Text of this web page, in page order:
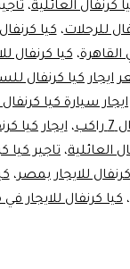
..
كيا
كرنفال العائلية،
للرحلات،كيا
القاهرة،كيا كرنفال
كيا كرنفال
ايجار سيارة كيا
،ايجار كيا
العائلية، تاجير كيا
للايجار بمصر،
، كيا كرنفال للايجار